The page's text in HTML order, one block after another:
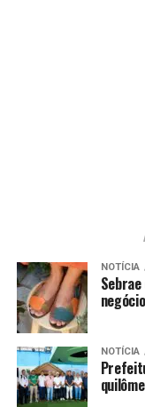
NOTÍCIA
NOTÍCIA